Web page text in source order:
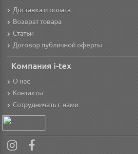
Доставка и оплата
Возврат товара
Статьи
Договор публичной оферты
Компания i-tex
О нас
Контакты
Сотрудничать с нами